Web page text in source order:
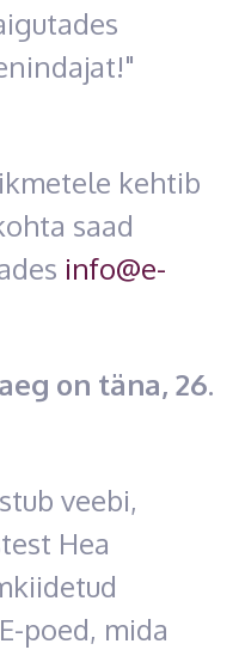
kehtib
saad
info@e-
on täna, 26.
veebi,
Hea
poed, mida